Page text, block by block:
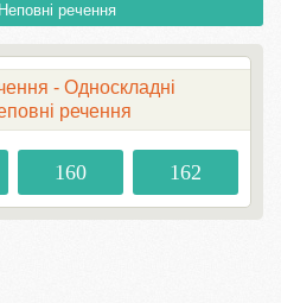
речення
- Односкладні
речення
160 162